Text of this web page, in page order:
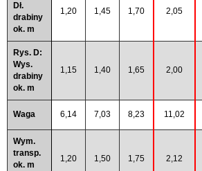
Dł.
drabiny
ok. m
1,20 1,45 1,70 2,05
Rys. D:
Wys.
drabiny
ok. m
1,15 1,40 1,65 2,00
Waga 6,14 7,03 8,23 11,02
Wym.
transp.
ok. m
1,20 1,50 1,75 2,12